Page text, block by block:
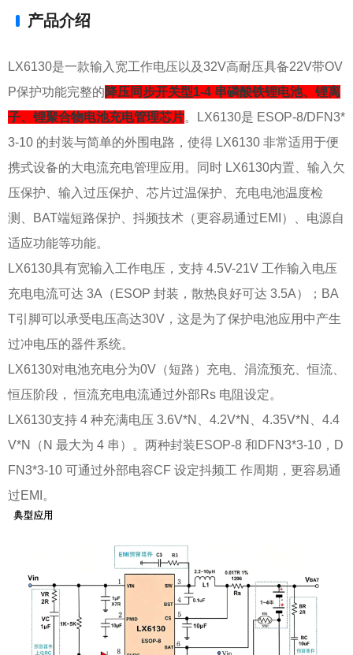
产品介绍
LX6130是一款输入宽工作电压以及32V高耐压具备22V带OV
P保护功能完整的降压同步开关型1-4 串磷酸铁锂电池、锂离
子、锂聚合物电池充电管理芯片。LX6130是 ESOP-8/DFN3*
3-10 的封装与简单的外围电路，使得 LX6130 非常适用于便
携式设备的大电流充电管理应用。同时 LX6130内置、输入欠
压保护、输入过压保护、芯片过温保护、充电电池温度检
测、BAT端短路保护、抖频技术（更容易通过EMI）、电源自
适应功能等功能。
LX6130具有宽输入工作电压，支持 4.5V-21V 工作输入电压
充电电流可达 3A（ESOP 封装，散热良好可达 3.5A）；BA
T引脚可以承受电压高达30V，这是为了保护电池应用中产生
过冲电压的器件系统。
LX6130对电池充电分为0V（短路）充电、涓流预充、恒流、
恒压阶段， 恒流充电电流通过外部Rs 电阻设定。
LX6130支持 4 种充满电压 3.6V*N、4.2V*N、4.35V*N、4.4
V*N（N 最大为 4 串）。两种封装ESOP-8 和DFN3*3-10，D
FN3*3-10 可通过外部电容CF 设定抖频工 作周期，更容易通
过EMI。